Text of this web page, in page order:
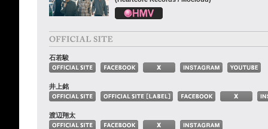
石若駿
井上銘
渡辺翔太